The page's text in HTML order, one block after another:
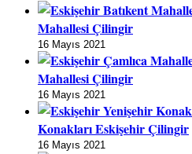
Mahallesi Çilingir
16 Mayıs 2021
Mahallesi Çilingir
16 Mayıs 2021
Konakları Eskişehir Çilingir
16 Mayıs 2021